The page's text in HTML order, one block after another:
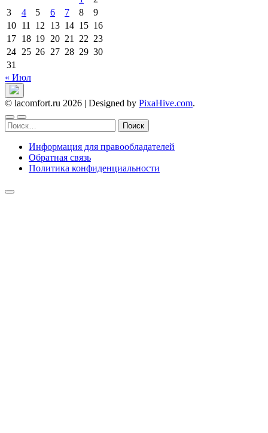
3
4 5 6 7 8
9
10 11 12 13 14 15 16
17 18 19 20 21 22 23
24 25 26 27 28 29 30
31
« Июл
© lacomfort.ru 2026 | Designed by PixaHive.com.
Найти:
Информация для правообладателей
Обратная связь
Политика конфиденциальности